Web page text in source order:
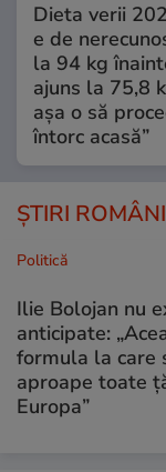
Dieta verii
e de
la 94 kg
ajuns la 75,8
așa o să
întorc acasă”
ȘTIRI
Politică
Ilie Bolojan nu
anticipate:
formula la care
aproape toate
Europa”